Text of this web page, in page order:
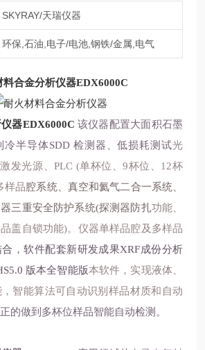
SKYRAY/天瑞仪器
环保,石油,电子/电池,钢铁/金属,电气
料合金分析仪器EDX6000C
器EDX6000C 该仪器配置大面积石墨
冷半导体SDD 检测器、低损耗测试光
发光源、PLC (单杯位、9杯位、12杯
样品腔系统、真空和氦气二合一系统、
三重安全防护系统(探测器防扎功能、
盖自锁功能)。仪器单样品腔及多样品
合，软件配套新研发成果XRF成份分析
5.0 版本全智能版本软件，实现液体、
智能算法可自动识别样品材质和自动
的做到多杯位样品智能自动检测。